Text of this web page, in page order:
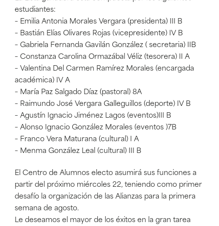
estudiantes:
– Emilia Antonia Morales Vergara (presidenta) III B
– Bastián Elías Olivares Rojas (vicepresidente) IV B
– Gabriela Fernanda Gavilán González ( secretaria) IIB
– Constanza Carolina Ormazábal Véliz (tesorera) II A
– Valentina Del Carmen Ramírez Morales (encargada
académica) IV A
– María Paz Salgado Díaz (pastoral) 8A
– Raimundo José Vergara Galleguillos (deporte) IV B
– Agustín Ignacio Jiménez Lagos (eventos)III B
– Alonso Ignacio González Morales (eventos )7B
– Franco Vera Maturana (cultural) I A
– Menma González Leal (cultural) III B
El Centro de Alumnos electo asumirá sus funciones a
partir del próximo miércoles 22, teniendo como primer
desafío la organización de las Alianzas para la primera
semana de agosto.
Le deseamos el mayor de los éxitos en la gran tarea